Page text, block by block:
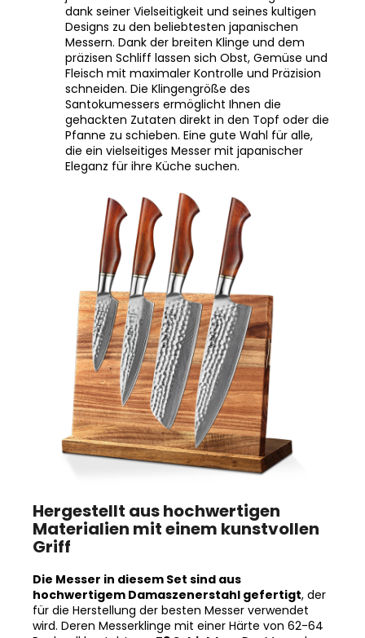
Designs zu den beliebtesten japanischen
Messern. Dank der breiten Klinge und dem
präzisen Schliff lassen sich Obst, Gemüse und
Fleisch mit maximaler Kontrolle und Präzision
schneiden. Die Klingengröße des
Santokumessers ermöglicht Ihnen die
gehackten Zutaten direkt in den Topf oder die
Pfanne zu schieben. Eine gute Wahl für alle,
die ein vielseitiges Messer mit japanischer
Eleganz für ihre Küche suchen.
Materialien mit einem kunstvollen
Griff
hochwertigem Damaszenerstahl gefertigt
für die Herstellung der besten Messer verwendet
wird. Deren Messerklinge mit einer Härte von 62-64
Rockwell besteht aus73 Schichten. Der Messerkern